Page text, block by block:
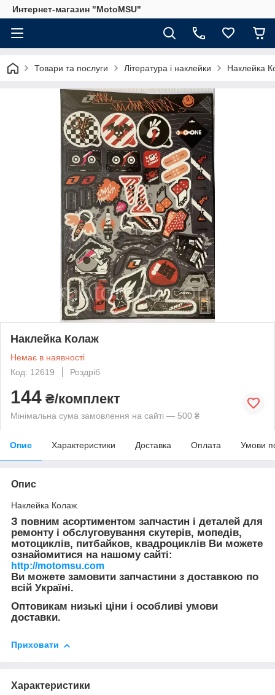
Интернет-магазин "MotoMSU"
Товари та послуги Література і наклейки Наклейка
Наклейка Колаж
Немає в наявності
Код: 12619
Роздріб
144 ₴/комплект
Мінімальна сума замовлення на сайті — 500 ₴
Опис Характеристики Доставка Оплата Умови
Опис
Наклейка Колаж.
З повним асортиментом запчастин і деталей для
ремонту і обслуговування скутерів, мопедів,
мотоциклів, питбайков, квадроциклів Ви можете
ознайомитися на нашому сайті:
http://motomsu.com
Ви можете замовити запчастини з доставкою по
всій Україні.
Оптовикам низькі ціни і особливі умови
доставки.
Приховати
Характеристики